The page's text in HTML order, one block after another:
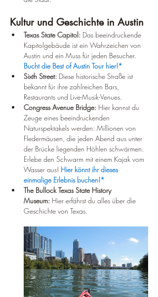
Kultur und Geschichte in Austin
Texas State Capitol: Das beeindruckende
Kapitolgebäude ist ein Wahrzeichen von
Austin und ein Muss für jeden Besucher.
Bucht die Best of Austin Tour hier!*
Sixth Street: Diese historische Straße ist
bekannt für ihre zahlreichen Bars,
Restaurants und Live-Musik-Venues.
Congress Avenue Bridge: Hier kannst du
Zeuge eines beeindruckenden
Naturspektakels werden: Millionen von
Fledermäusen, die jeden Abend aus unter
der Brücke liegenden Höhlen schwärmen.
Erlebe den Schwarm mit einem Kajak vom
Wasser aus! Hier könnt ihr dieses
einmalige Erlebnis buchen!*
The Bullock Texas State History
Museum: Hier erfährst du alles über die
Geschichte von Texas.